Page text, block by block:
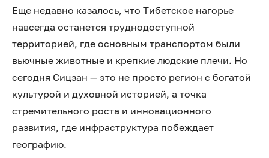
Еще недавно казалось, что Тибетское нагорье
навсегда останется труднодоступной
территорией, где основным транспортом были
вьючные животные и крепкие людские плечи. Но
сегодня Сицзан — это не просто регион с богатой
культурой и духовной историей, а точка
стремительного роста и инновационного
развития, где инфраструктура побеждает
географию.